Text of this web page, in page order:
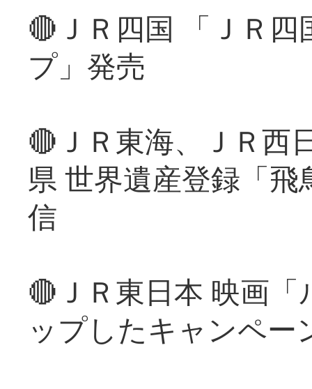
🔴ＪＲ四国 「ＪＲ
プ」発売
🔴ＪＲ東海、ＪＲ西
県 世界遺産登録「
信
🔴ＪＲ東日本 映画
ップしたキャンペー